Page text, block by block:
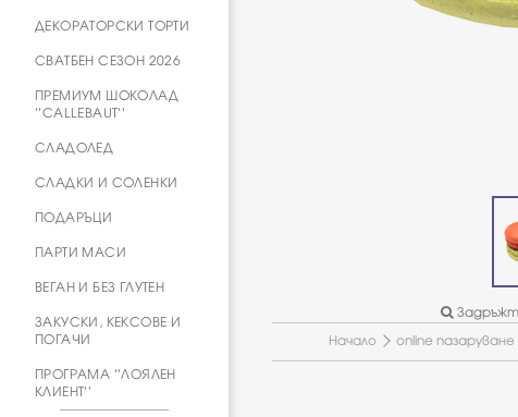
ДЕКОРАТОРСКИ ТОРТИ
СВАТБЕН СЕЗОН 2026
ПРЕМИУМ ШОКОЛАД
''CALLEBAUT''
СЛАДОЛЕД
СЛАДКИ И СОЛЕНКИ
ПОДАРЪЦИ
ПАРТИ МАСИ
ВЕГАН И БЕЗ ГЛУТЕН
ЗАКУСКИ, КЕКСОВЕ И
ПОГАЧИ
ПРОГРАМА ''ЛОЯЛЕН
КЛИЕНТ''
Начало online пазаруване